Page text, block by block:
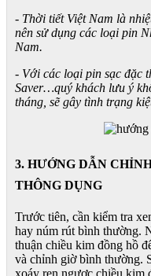
- Thời tiết Việt Nam là
nên sử dụng các loại pin
Nam.
- Với các loại pin sạc đặc
Saver…quý khách lưu ý
tháng, sẽ gây tình trạng
3. HƯỚNG DẪN
THÔNG DỤNG
Trước tiên, cần kiểm tra
hay núm rút bình thường.
thuận chiều kim đồng hồ
và chỉnh giờ bình thường.